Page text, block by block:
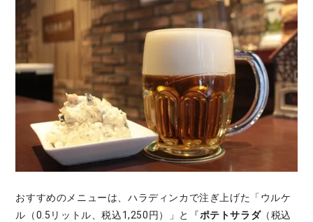
おすすめのメニューは、ハラディンカで注ぎ上げた「ウルケ
ル（0.5リットル、税込1,250円）」と『ポテトサラダ（税込